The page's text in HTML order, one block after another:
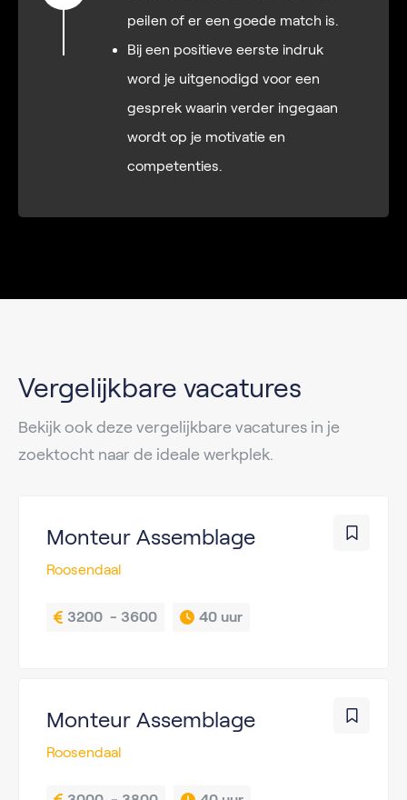
peilen of er een goede match is.
Bij een positieve eerste indruk
word je uitgenodigd voor een
gesprek waarin verder ingegaan
wordt op je motivatie en
competenties.
Vergelijkbare vacatures
Bekijk ook deze vergelijkbare vacatures in je
zoektocht naar de ideale werkplek.
Monteur Assemblage
Roosendaal
3200  - 3600 40 uur
Monteur Assemblage
Roosendaal